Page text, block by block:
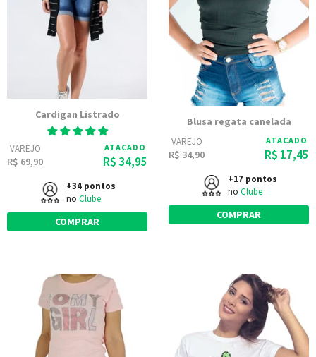
Cardigan Listrado
VAREJO
R$ 69,90
ATACADO
R$ 34,95
+34 pontos
no Clube
COMPRAR
Blusa regata canelada
VAREJO
R$ 34,90
ATACADO
R$ 17,45
+17 pontos
no Clube
COMPRAR